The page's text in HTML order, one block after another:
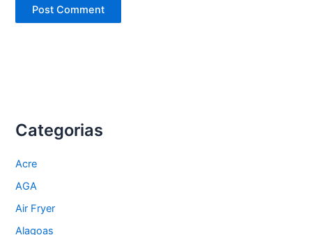
Categorias
Acre
AGA
Air Fryer
Alagoas